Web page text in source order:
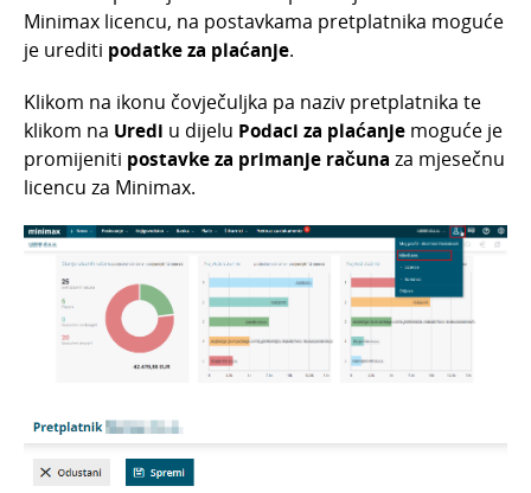
Kolovoz 2025.
Siječanj 2025.
Kako instalirati novu verziju programa?
Opća Uredba o zaštiti osobnih podataka - GDPR
Minimax i euro: prilagodba programskih
funkcionalnosti prelasku na euro
Porezna reforma 2024. u Minimaxu: prilagodba
programskih funkcionalnosti
Arhiva
Siječanj 2024.
Prosinac 2023.
Minimax licencu, na postavkama pretplatnika moguće
je urediti podatke za plaćanje.
Klikom na ikonu čovječuljka pa naziv pretplatnika te
klikom na Uredi u dijelu Podaci za plaćanje moguće je
promijeniti postavke za primanje računa za mjesečnu
licencu za Minimax.